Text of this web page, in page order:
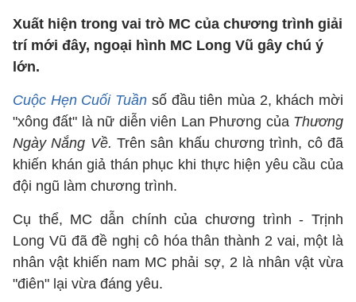
Xuất hiện trong vai trò MC của chương trình giải
trí mới đây, ngoại hình MC Long Vũ gây chú ý
lớn.
Cuộc Hẹn Cuối Tuần số đầu tiên mùa 2, khách mời
"xông đất" là nữ diễn viên Lan Phương của Thương
Ngày Nắng Về. Trên sân khấu chương trình, cô đã
khiến khán giả thán phục khi thực hiện yêu cầu của
đội ngũ làm chương trình.
Cụ thể, MC dẫn chính của chương trình - Trịnh
Long Vũ đã đề nghị cô hóa thân thành 2 vai, một là
nhân vật khiến nam MC phải sợ, 2 là nhân vật vừa
"điên" lại vừa đáng yêu.